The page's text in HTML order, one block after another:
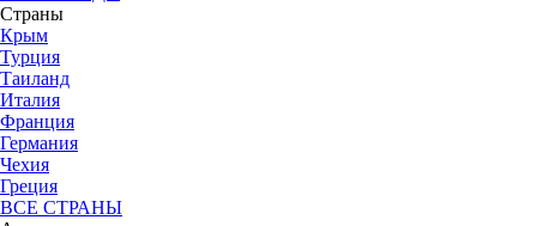
Страны
Крым
Турция
Таиланд
Италия
Франция
Германия
Чехия
Греция
ВСЕ СТРАНЫ